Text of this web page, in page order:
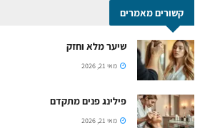
קשוריםמאמרים
שיער מלא וחזק
מאי 21, 2026
פילינג פנים מתקדם
מאי 21, 2026